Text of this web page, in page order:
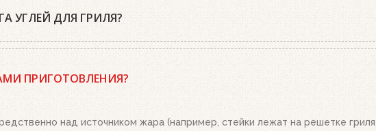
УГЛЕЙ ДЛЯ ГРИЛЯ?
три кубика для розжига на решетку для угля и подожгите их. Сверху
ПРИГОТОВЛЕНИЯ?
над источником жара (например, стейки лежат на решетке